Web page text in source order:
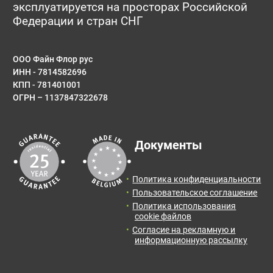
Количество:
упак.
Итоговая
площадь:
0м2
Цена от:
Отправить заявку с расчетом менеджеру для
получения информации и оформления заказа.
Имя*
E-mail
Сообщение
эксплуатируется на просторах Российской
Федерации и стран СНГ
ООО Файн Флор рус
ИНН - 7814582696
КПП - 781401001
ОГРН – 1137847322678
Документы
Политика конфиденциальности
Пользовательское соглашение
Политика использования
cookie файлов
Согласие на рекламную и
информационную рассылку